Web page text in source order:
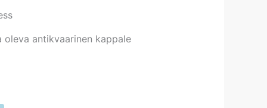
oleva antikvaarinen kappale